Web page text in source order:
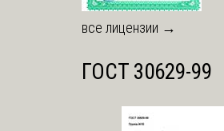
все лицензии →
ГОСТ 30629-99